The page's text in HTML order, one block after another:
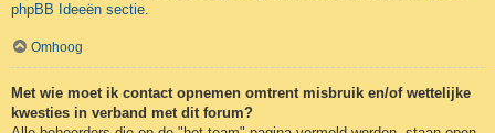
phpBB Ideeën sectie.
Omhoog
Met wie moet ik contact opnemen omtrent misbruik en/of wettelijke
kwesties in verband met dit forum?